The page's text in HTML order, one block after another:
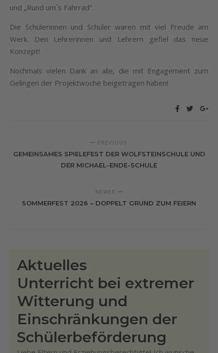
und „Rund um´s Fahrrad“.
Die Schülerinnen und Schüler waren mit viel Freude am
Werk. Den Lehrerinnen und Lehrern gefiel das neue
Konzept!
Nochmals vielen Dank an alle, die mit Engagement zum
Gelingen der Projektwoche beigetragen haben!
PREVIOUS
GEMEINSAMES SPIELEFEST DER WOLFSTEINSCHULE UND
DER MICHAEL-ENDE-SCHULE
NEWER
SOMMERFEST 2026 – DOPPELT GRUND ZUM FEIERN
Aktuelles
Unterricht bei extremer
Witterung und
Einschränkungen der
Schülerbeförderung